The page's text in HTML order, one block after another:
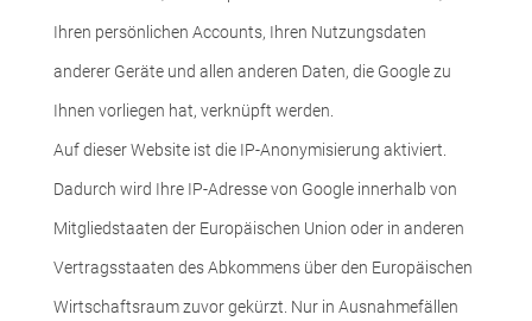
Ihren persönlichen Accounts, Ihren Nutzungsdaten
anderer Geräte und allen anderen Daten, die Google zu
Ihnen vorliegen hat, verknüpft werden.
Auf dieser Website ist die IP-Anonymisierung aktiviert.
Dadurch wird Ihre IP-Adresse von Google innerhalb von
Mitgliedstaaten der Europäischen Union oder in anderen
Vertragsstaaten des Abkommens über den Europäischen
Wirtschaftsraum zuvor gekürzt. Nur in Ausnahmefällen